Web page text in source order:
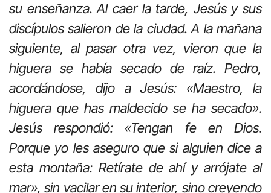
su enseñanza. Al caer la tarde, Jesús y sus
discípulos salieron de la ciudad. A la mañana
siguiente, al pasar otra vez, vieron que la
higuera se había secado de raíz. Pedro,
acordándose, dijo a Jesús: «Maestro, la
higuera que has maldecido se ha secado».
Jesús respondió: «Tengan fe en Dios.
Porque yo les aseguro que si alguien dice a
esta montaña: Retírate de ahí y arrójate al
mar», sin vacilar en su interior, sino creyendo